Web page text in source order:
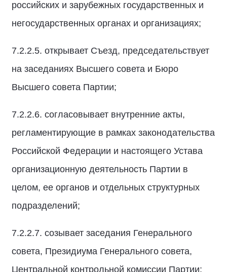
российских и зарубежных государственных и
негосударственных органах и организациях;
7.2.2.5. открывает Съезд, председательствует
на заседаниях Высшего совета и Бюро
Высшего совета Партии;
7.2.2.6. согласовывает внутренние акты,
регламентирующие в рамках законодательства
Российской Федерации и настоящего Устава
организационную деятельность Партии в
целом, ее органов и отдельных структурных
подразделений;
7.2.2.7. созывает заседания Генерального
совета, Президиума Генерального совета,
Центральной контрольной комиссии Партии;